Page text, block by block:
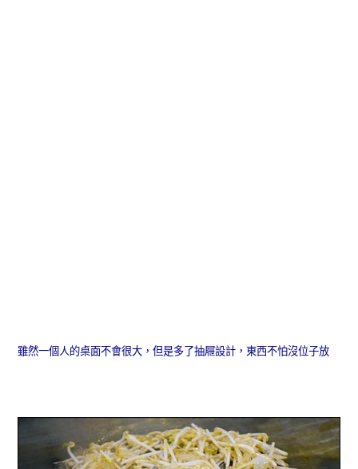
雖然一個人的桌面不會很大，但是多了抽屜設計，東西不怕沒位子放